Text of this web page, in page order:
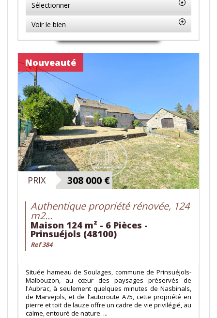
Sélectionner
Voir le bien
Nouveauté
PRIX 308 000 €
Authentique propriété rénovée, 124
m2...
Maison 124 m² - 6 Pièces -
Prinsuéjols (48100)
Ref 384
Située hameau de Soulages, commune de Prinsuéjols-
Malbouzon, au cœur des paysages préservés de
l'Aubrac, à seulement quelques minutes de Nasbinals,
de Marvejols, et de l’autoroute A75, cette propriété en
pierre et toit de lauze offre un cadre de vie privilégié, au
calme, entouré de nature. ...